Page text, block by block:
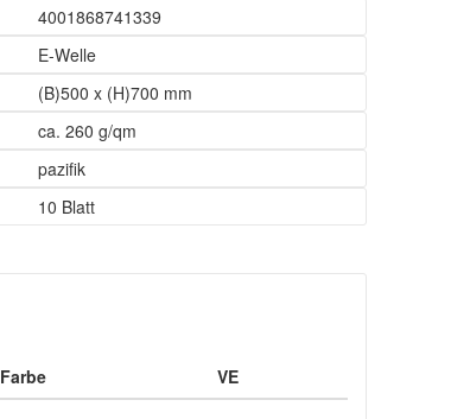
4001868741339
E-Welle
(B)500 x (H)700 mm
ca. 260 g/qm
pazifik
10 Blatt
Farbe
VE